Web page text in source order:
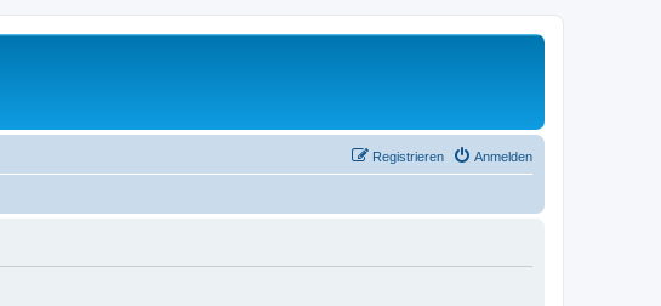
Anmelden
Registrieren